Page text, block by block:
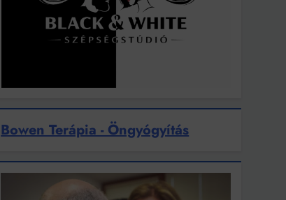
Bowen Terápia - Öngyógyítás